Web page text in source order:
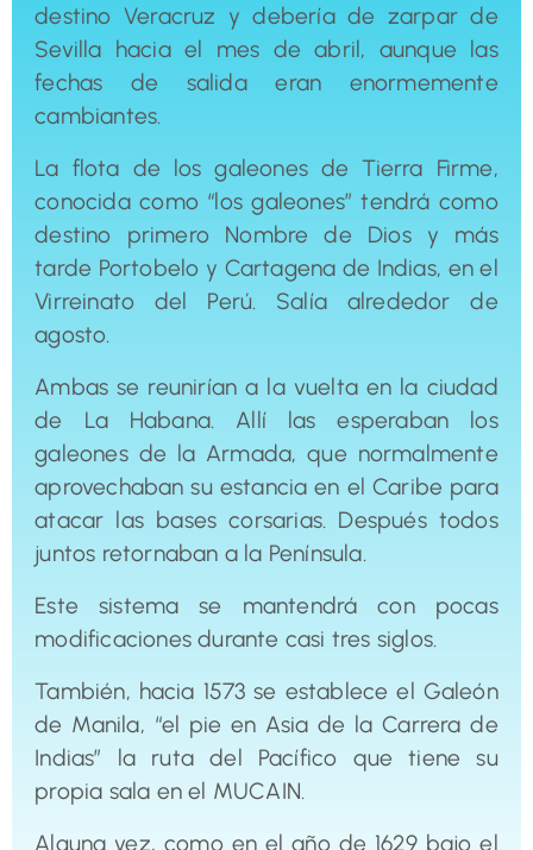
destino Veracruz y debería de zarpar de
Sevilla hacia el mes de abril, aunque las
fechas de salida eran enormemente
cambiantes.
La flota de los galeones de Tierra Firme,
conocida como “los galeones” tendrá como
destino primero Nombre de Dios y más
tarde Portobelo y Cartagena de Indias, en el
Virreinato del Perú. Salía alrededor de
agosto.
Ambas se reunirían a la vuelta en la ciudad
de La Habana. Allí las esperaban los
galeones de la Armada, que normalmente
aprovechaban su estancia en el Caribe para
atacar las bases corsarias. Después todos
juntos retornaban a la Península.
Este sistema se mantendrá con pocas
modificaciones durante casi tres siglos.
También, hacia 1573 se establece el Galeón
de Manila, “el pie en Asia de la Carrera de
Indias” la ruta del Pacífico que tiene su
propia sala en el MUCAIN.
Alguna vez, como en el año de 1629 bajo el